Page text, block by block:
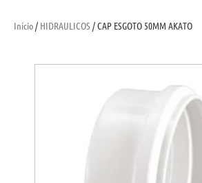
Início/ HIDRAULICOS/ CAP ESGOTO 50MM AKATO